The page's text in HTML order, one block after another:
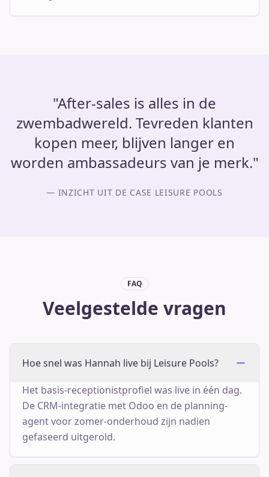
"After-sales is alles in de
zwembadwereld. Tevreden klanten
kopen meer, blijven langer en
worden ambassadeurs van je merk."
— INZICHT UIT DE CASE LEISURE POOLS
FAQ
Veelgestelde vragen
Hoe snel was Hannah live bij Leisure Pools?
Het basis-receptionistprofiel was live in één dag.
De CRM-integratie met Odoo en de planning-
agent voor zomer-onderhoud zijn nadien
gefaseerd uitgerold.